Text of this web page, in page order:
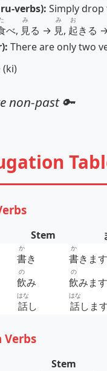
Simply drop
べ, 見
み
る → 見
み
, 起
お
きる
There are only two
(ki)
non‑past 🔑
Stem
書
か
き 書
か
きます
飲
の
み 飲
の
みます
話
はな
し 話
はな
しま
Stem